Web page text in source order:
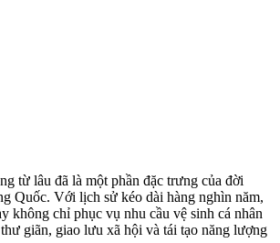
từ lâu đã là một phần đặc trưng của đời
Quốc. Với lịch sử kéo dài hàng nghìn năm,
không chỉ phục vụ nhu cầu vệ sinh cá nhân
giãn, giao lưu xã hội và tái tạo năng lượng